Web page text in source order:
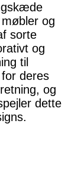
og
sorte
og
til
deres
og
dette